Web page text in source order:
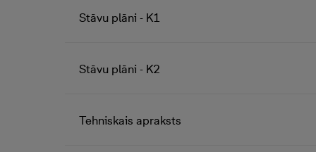
Stāvu plāni - K1
Stāvu plāni - K2
Tehniskais apraksts